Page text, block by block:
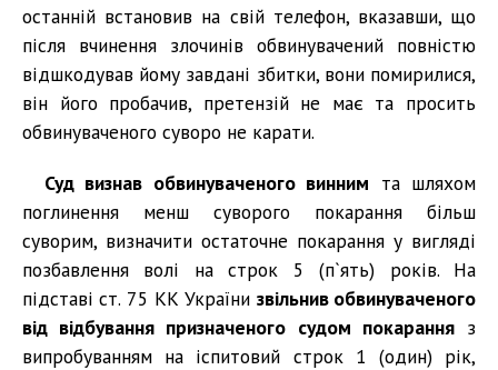
останній встановив на свій телефон, вказавши, що
після вчинення злочинів обвинувачений повністю
відшкодував йому завдані збитки, вони помирилися,
він його пробачив, претензій не має та просить
обвинуваченого суворо не карати.
Суд визнав обвинуваченого винним та шляхом
поглинення менш суворого покарання більш
суворим, визначити остаточне покарання у вигляді
позбавлення волі на строк 5 (п`ять) років. На
підставі ст. 75 КК України звільнив обвинуваченого
від відбування призначеного судом покаранняз
випробуванням на іспитовий строк 1 (один) рік,